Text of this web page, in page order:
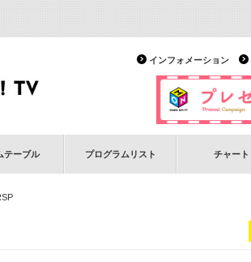
インフォメーション
テーブル プログラムリスト チャート